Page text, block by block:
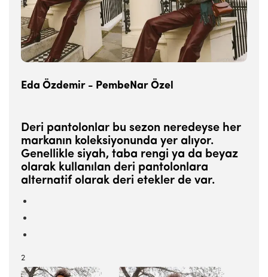
Eda Özdemir - PembeNar Özel
Deri pantolonlar bu sezon neredeyse her
markanın koleksiyonunda yer alıyor.
Genellikle siyah, taba rengi ya da beyaz
olarak kullanılan deri pantolonlara
alternatif olarak deri etekler de var.
2